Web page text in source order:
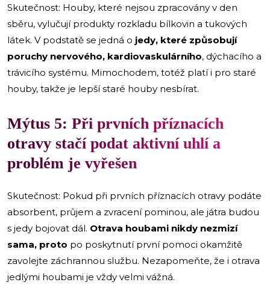
Skutečnost: Houby, které nejsou zpracovány v den
sběru, vylučují produkty rozkladu bílkovin a tukových
látek. V podstatě se jedná o jedy, které způsobují
poruchy nervového, kardiovaskulárního, dýchacího a
trávicího systému. Mimochodem, totéž platí i pro staré
houby, takže je lepší staré houby nesbírat.
Mýtus 5: Při prvních příznacích
otravy stačí podat aktivní uhlí a
problém je vyřešen
Skutečnost: Pokud při prvních příznacích otravy podáte
absorbent, průjem a zvracení pominou, ale játra budou
s jedy bojovat dál. Otrava houbami nikdy nezmizí
sama, proto po poskytnutí první pomoci okamžitě
zavolejte záchrannou službu. Nezapomeňte, že i otrava
jedlými houbami je vždy velmi vážná.